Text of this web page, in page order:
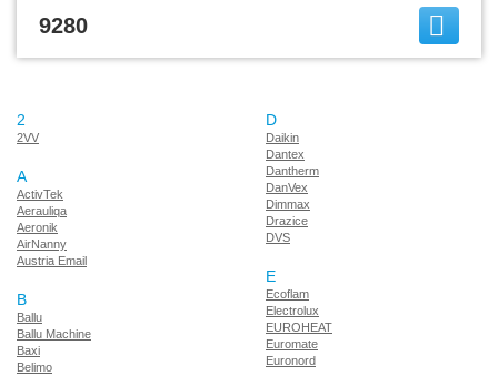
9280
2
2VV
A
ActivTek
Aerauliqa
Aeronik
AirNanny
Austria Email
B
Ballu
Ballu Machine
Baxi
Belimo
D
Daikin
Dantex
Dantherm
DanVex
Dimmax
Drazice
DVS
E
Ecoflam
Electrolux
EUROHEAT
Euromate
Euronord